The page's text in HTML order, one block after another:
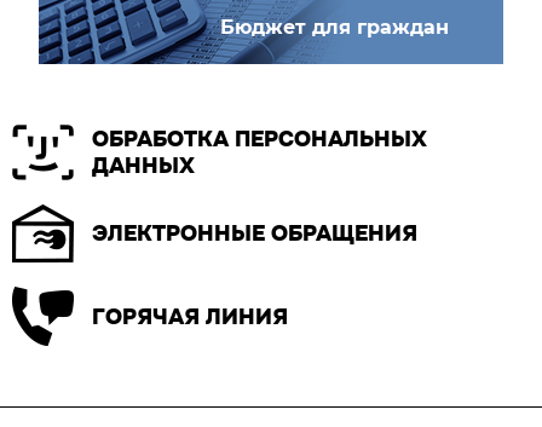
Бюджет для граждан
ОБРАБОТКА ПЕРСОНАЛЬНЫХ
ДАННЫХ
ЭЛЕКТРОННЫЕ ОБРАЩЕНИЯ
ГОРЯЧАЯ ЛИНИЯ